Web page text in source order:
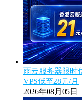
雨云服务器限时
VPS低至28元/月
2026年08月05日